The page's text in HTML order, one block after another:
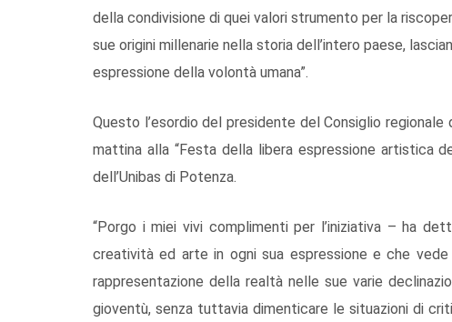
della condivisione di quei valori strumento per la
sue origini millenarie nella storia dell’intero paese,
espressione della volontà umana”.
Questo l’esordio del presidente del Consiglio
mattina alla “Festa della libera espressione artistica
dell’Unibas di Potenza.
“Porgo i miei vivi complimenti per l’iniziativa – ha
creatività ed arte in ogni sua espressione e che
rappresentazione della realtà nelle sue varie
gioventù, senza tuttavia dimenticare le situazioni di